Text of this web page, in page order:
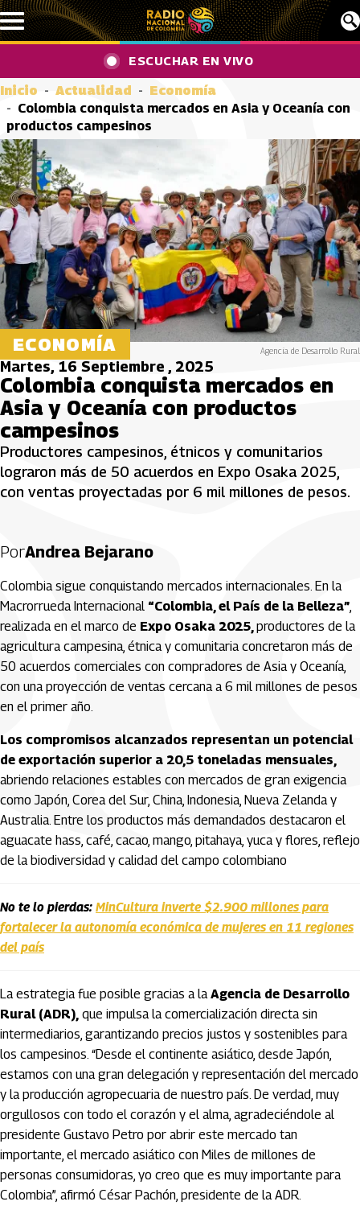
Pasar al contenido principal
ESCUCHAR EN VIVO
Inicio Actualidad
Economía
Colombia conquista mercados en Asia y Oceanía con
productos campesinos
ECONOMÍA Agencia de Desarrollo Rural
Martes, 16 Septiembre , 2025
Colombia conquista mercados en
Asia y Oceanía con productos
campesinos
Productores campesinos, étnicos y comunitarios
lograron más de 50 acuerdos en Expo Osaka 2025,
con ventas proyectadas por 6 mil millones de pesos.
PorAndrea Bejarano
Colombia sigue conquistando mercados internacionales. En la
Macrorrueda Internacional “Colombia, el País de la Belleza”,
realizada en el marco de Expo Osaka 2025,productores de la
agricultura campesina, étnica y comunitaria concretaron más de
50 acuerdos comerciales con compradores de Asia y Oceanía,
con una proyección de ventas cercana a 6 mil millones de pesos
en el primer año.
Los compromisos alcanzados representan un potencial
de exportación superior a 20,5 toneladas mensuales,
abriendo relaciones estables con mercados de gran exigencia
como Japón, Corea del Sur, China, Indonesia, Nueva Zelanda y
Australia. Entre los productos más demandados destacaron el
aguacate hass, café, cacao, mango, pitahaya, yuca y flores, reflejo
de la biodiversidad y calidad del campo colombiano
No te lo pierdas: MinCultura inverte $2.900 millones para
fortalecer la autonomía económica de mujeres en 11 regiones
del país
La estrategia fue posible gracias a laAgencia de Desarrollo
Rural (ADR), que impulsa la comercialización directa sin
intermediarios, garantizando precios justos y sostenibles para
los campesinos. “Desde el continente asiático, desde Japón,
estamos con una gran delegación y representación del mercado
y la producción agropecuaria de nuestro país. De verdad, muy
orgullosos con todo el corazón y el alma, agradeciéndole al
presidente Gustavo Petro por abrir este mercado tan
importante, el mercado asiático con Miles de millones de
personas consumidoras, yo creo que es muy importante para
Colombia”, afirmó César Pachón, presidente de la ADR.